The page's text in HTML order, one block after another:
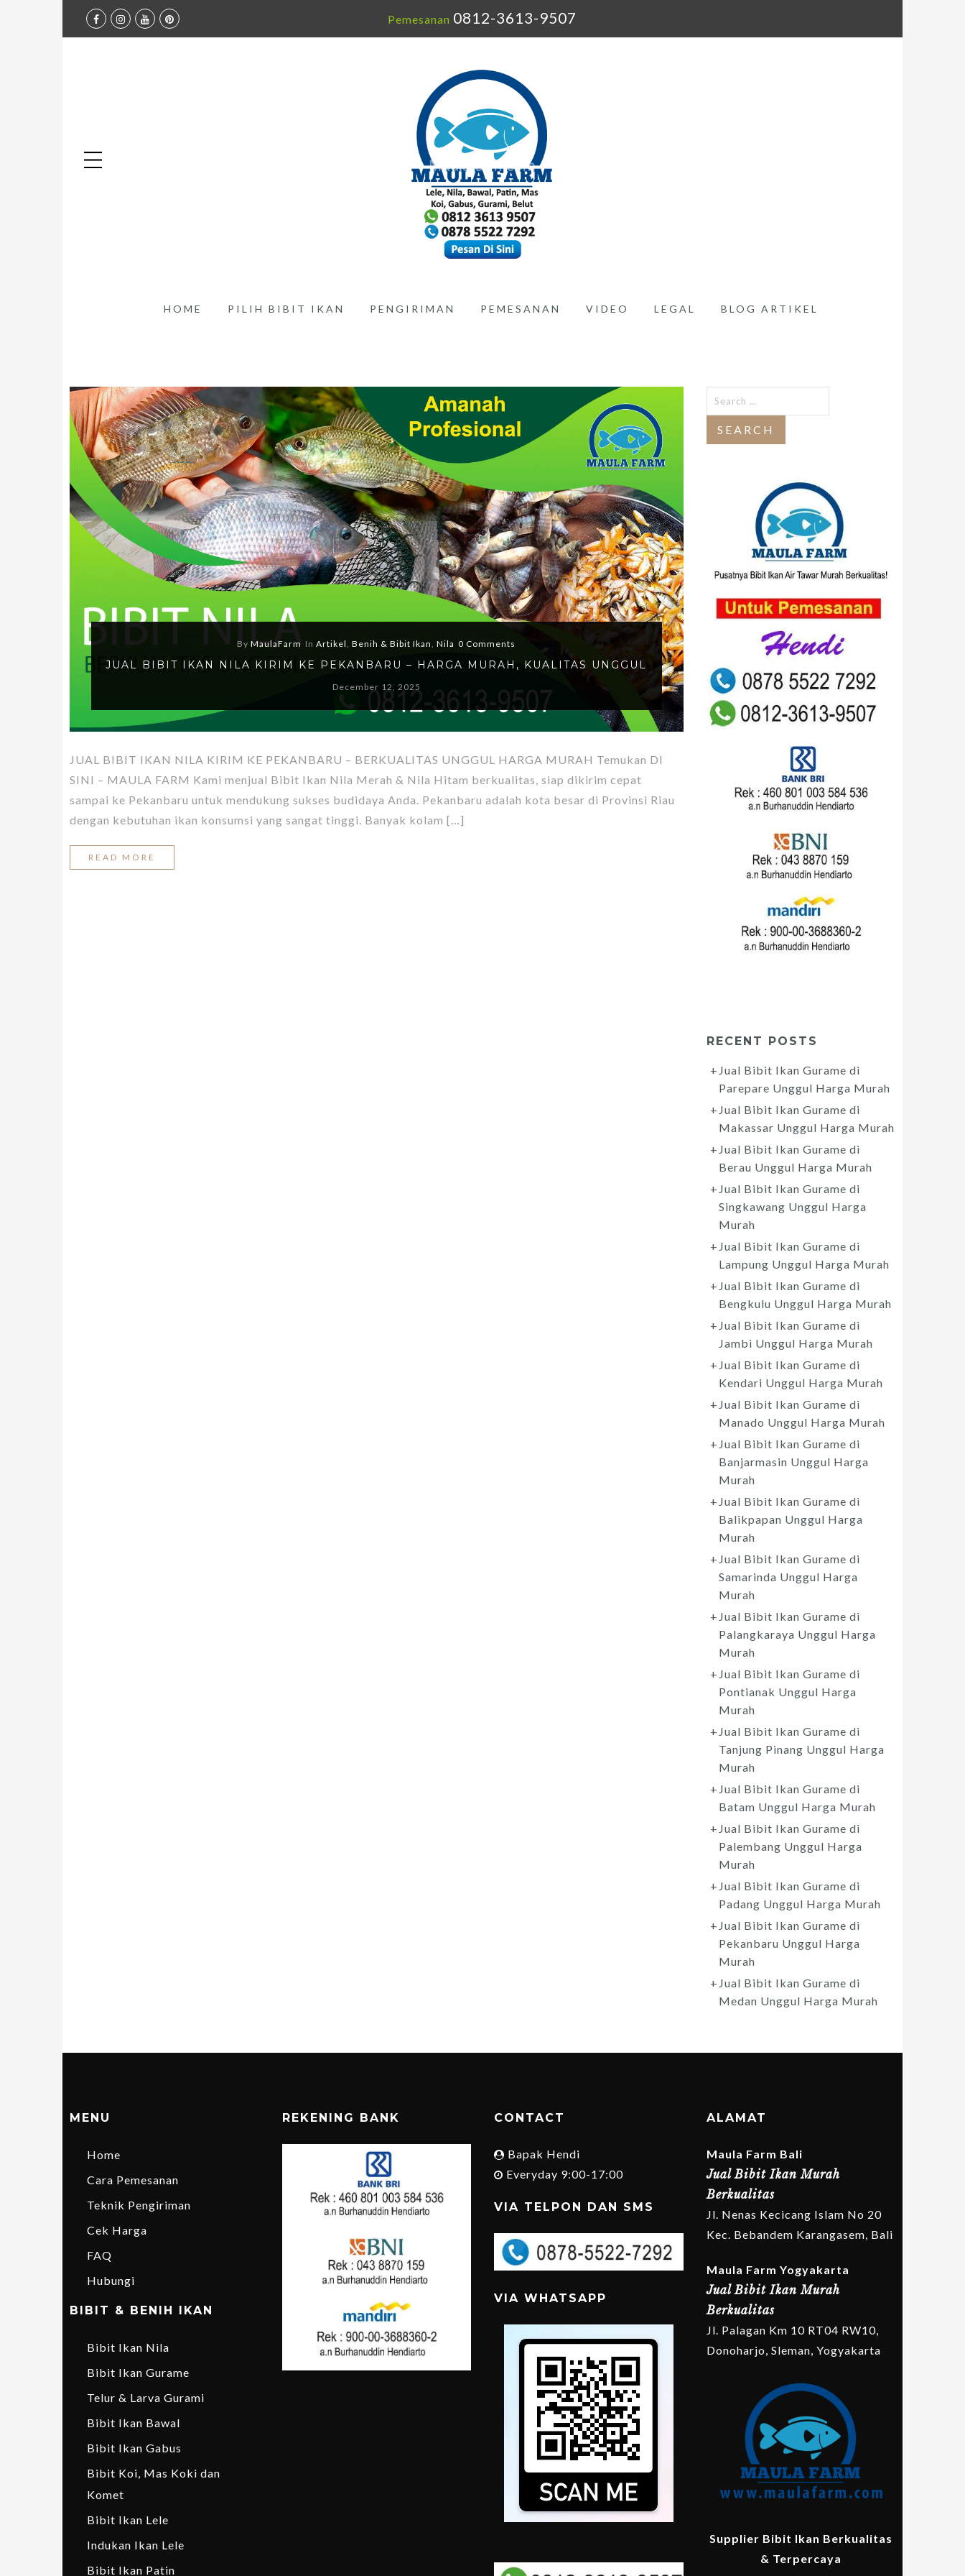
Pemesanan 0812-3613-9507
HOME PILIH BIBIT IKAN PENGIRIMAN PEMESANAN VIDEO LEGAL BLOG ARTIKEL
ByMaulaFarm InArtikel,Benih & Bibit Ikan,Nila 0 Comments
JUAL BIBIT IKAN NILA KIRIM KE PEKANBARU – HARGA MURAH, KUALITAS UNGGUL
December 12, 2025
JUAL BIBIT IKAN NILA KIRIM KE PEKANBARU – BERKUALITAS UNGGUL HARGA MURAH Temukan DI
SINI – MAULA FARM Kami menjual Bibit Ikan Nila Merah & Nila Hitam berkualitas, siap dikirim cepat
sampai ke Pekanbaru untuk mendukung sukses budidaya Anda. Pekanbaru adalah kota besar di Provinsi Riau
dengan kebutuhan ikan konsumsi yang sangat tinggi. Banyak kolam […]
READ MORE
Search
for:
RECENT POSTS
Jual Bibit Ikan Gurame di
Parepare Unggul Harga Murah
Jual Bibit Ikan Gurame di
Makassar Unggul Harga Murah
Jual Bibit Ikan Gurame di
Berau Unggul Harga Murah
Jual Bibit Ikan Gurame di
Singkawang Unggul Harga
Murah
Jual Bibit Ikan Gurame di
Lampung Unggul Harga Murah
Jual Bibit Ikan Gurame di
Bengkulu Unggul Harga Murah
Jual Bibit Ikan Gurame di
Jambi Unggul Harga Murah
Jual Bibit Ikan Gurame di
Kendari Unggul Harga Murah
Jual Bibit Ikan Gurame di
Manado Unggul Harga Murah
Jual Bibit Ikan Gurame di
Banjarmasin Unggul Harga
Murah
Jual Bibit Ikan Gurame di
Balikpapan Unggul Harga
Murah
Jual Bibit Ikan Gurame di
Samarinda Unggul Harga
Murah
Jual Bibit Ikan Gurame di
Palangkaraya Unggul Harga
Murah
Jual Bibit Ikan Gurame di
Pontianak Unggul Harga
Murah
Jual Bibit Ikan Gurame di
Tanjung Pinang Unggul Harga
Murah
Jual Bibit Ikan Gurame di
Batam Unggul Harga Murah
Jual Bibit Ikan Gurame di
Palembang Unggul Harga
Murah
Jual Bibit Ikan Gurame di
Padang Unggul Harga Murah
Jual Bibit Ikan Gurame di
Pekanbaru Unggul Harga
Murah
Jual Bibit Ikan Gurame di
Medan Unggul Harga Murah
MENU
Home
Cara Pemesanan
Teknik Pengiriman
Cek Harga
FAQ
Hubungi
BIBIT & BENIH IKAN
Bibit Ikan Nila
Bibit Ikan Gurame
Telur & Larva Gurami
Bibit Ikan Bawal
Bibit Ikan Gabus
Bibit Koi, Mas Koki dan
Komet
Bibit Ikan Lele
Indukan Ikan Lele
Bibit Ikan Patin
REKENING BANK CONTACT
Bapak Hendi
Everyday 9:00-17:00
VIA TELPON DAN SMS
VIA WHATSAPP
ALAMAT
Maula Farm Bali
Jual Bibit Ikan Murah
Berkualitas
Jl. Nenas Kecicang Islam No 20
Kec. Bebandem Karangasem, Bali
Maula Farm Yogyakarta
Jual Bibit Ikan Murah
Berkualitas
Jl. Palagan Km 10 RT04 RW10,
Donoharjo, Sleman, Yogyakarta
Supplier Bibit Ikan Berkualitas
& Terpercaya